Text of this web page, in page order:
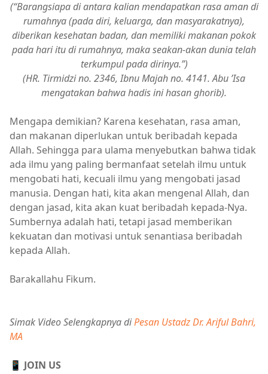
(“Barangsiapa di antara kalian mendapatkan rasa aman di
rumahnya (pada diri, keluarga, dan masyarakatnya),
diberikan kesehatan badan, dan memiliki makanan pokok
pada hari itu di rumahnya, maka seakan-akan dunia telah
terkumpul pada dirinya.”)
(HR. Tirmidzi no. 2346, Ibnu Majah no. 4141. Abu ’Isa
mengatakan bahwa hadis ini hasan ghorib).
Mengapa demikian? Karena kesehatan, rasa aman,
dan makanan diperlukan untuk beribadah kepada
Allah. Sehingga para ulama menyebutkan bahwa tidak
ada ilmu yang paling bermanfaat setelah ilmu untuk
mengobati hati, kecuali ilmu yang mengobati jasad
manusia. Dengan hati, kita akan mengenal Allah, dan
dengan jasad, kita akan kuat beribadah kepada-Nya.
Sumbernya adalah hati, tetapi jasad memberikan
kekuatan dan motivasi untuk senantiasa beribadah
kepada Allah.
Barakallahu Fikum.
Simak Video Selengkapnya diPesan Ustadz Dr. Ariful Bahri,
MA
📱 JOIN US